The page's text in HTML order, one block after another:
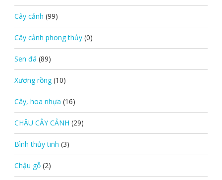
Cây cảnh (99)
Cây cảnh phong thủy (0)
Sen đá (89)
Xương rồng (10)
Cây, hoa nhựa (16)
CHẬU CÂY CẢNH (29)
Bình thủy tinh (3)
Chậu gỗ (2)